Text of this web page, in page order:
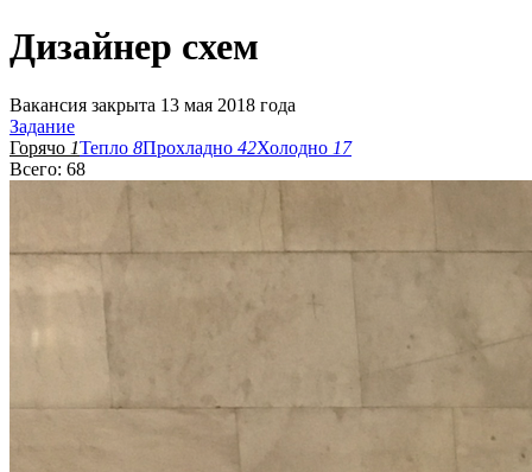
Дизайнер схем
Вакансия закрыта 13 мая 2018 года
Задание
Горячо 1Тепло 8Прохладно 42Холодно 17
Всего: 68